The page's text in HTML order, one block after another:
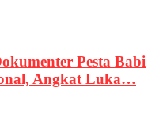
Pesta Babi
Angkat Luka…